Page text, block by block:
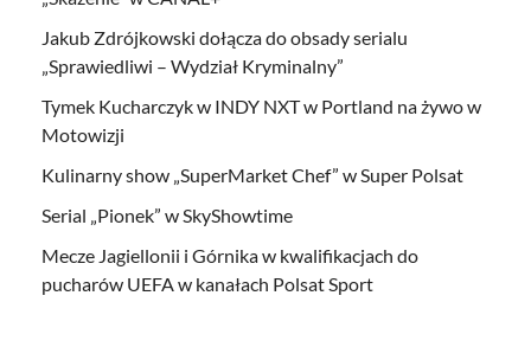
Jakub Zdrójkowski dołącza do obsady serialu
„Sprawiedliwi – Wydział Kryminalny”
Tymek Kucharczyk w INDY NXT w Portland na żywo w
Motowizji
Kulinarny show „SuperMarket Chef” w Super Polsat
Serial „Pionek” w SkyShowtime
Mecze Jagiellonii i Górnika w kwalifikacjach do
pucharów UEFA w kanałach Polsat Sport